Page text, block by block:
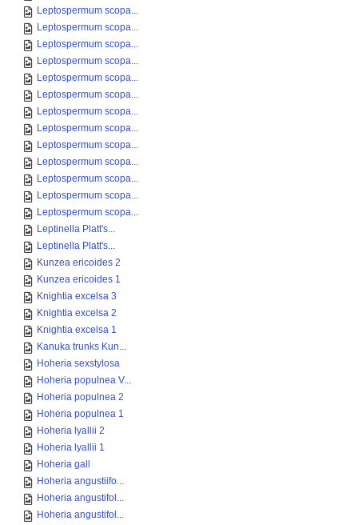
Leptospermum scopa...
Leptospermum scopa...
Leptospermum scopa...
Leptospermum scopa...
Leptospermum scopa...
Leptospermum scopa...
Leptospermum scopa...
Leptospermum scopa...
Leptospermum scopa...
Leptospermum scopa...
Leptospermum scopa...
Leptospermum scopa...
Leptospermum scopa...
Leptinella Platt's...
Leptinella Platt's...
Kunzea ericoides 2
Kunzea ericoides 1
Knightia excelsa 3
Knightia excelsa 2
Knightia excelsa 1
Kanuka trunks Kun...
Hoheria sexstylosa
Hoheria populnea V...
Hoheria populnea 2
Hoheria populnea 1
Hoheria lyallii 2
Hoheria lyallii 1
Hoheria gall
Hoheria angustiifo...
Hoheria angustifol...
Hoheria angustifol...